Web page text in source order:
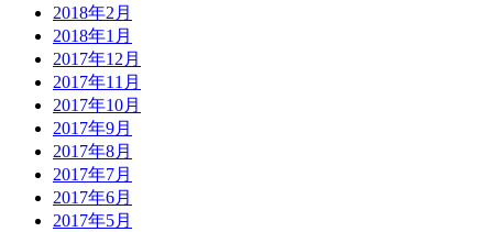
2018年2月
2018年1月
2017年12月
2017年11月
2017年10月
2017年9月
2017年8月
2017年7月
2017年6月
2017年5月